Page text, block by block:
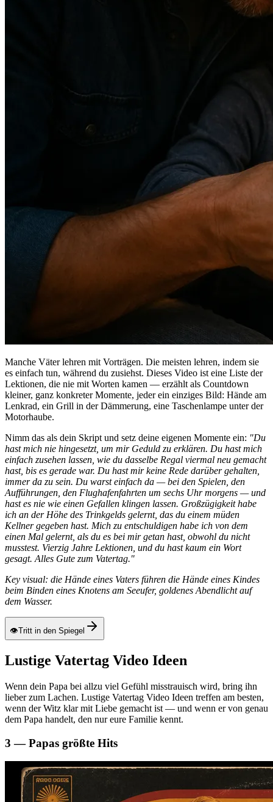
Manche Väter lehren mit Vorträgen. Die meisten lehren, indem sie
es einfach tun, während du zusiehst. Dieses Video ist eine Liste der
Lektionen, die nie mit Worten kamen — erzählt als Countdown
kleiner, ganz konkreter Momente, jeder ein einziges Bild: Hände am
Lenkrad, ein Grill in der Dämmerung, eine Taschenlampe unter der
Motorhaube.
Nimm das als dein Skript und setz deine eigenen Momente ein: "Du
hast mich nie hingesetzt, um mir Geduld zu erklären. Du hast mich
einfach zusehen lassen, wie du dasselbe Regal viermal neu gemacht
hast, bis es gerade war. Du hast mir keine Rede darüber gehalten,
immer da zu sein. Du warst einfach da — bei den Spielen, den
Aufführungen, den Flughafenfahrten um sechs Uhr morgens — und
hast es nie wie einen Gefallen klingen lassen. Großzügigkeit habe
ich an der Höhe des Trinkgelds gelernt, das du einem müden
Kellner gegeben hast. Mich zu entschuldigen habe ich von dem
einen Mal gelernt, als du es bei mir getan hast, obwohl du nicht
musstest. Vierzig Jahre Lektionen, und du hast kaum ein Wort
gesagt. Alles Gute zum Vatertag."
Key visual: die Hände eines Vaters führen die Hände eines Kindes
beim Binden eines Knotens am Seeufer, goldenes Abendlicht auf
dem Wasser.
👁Tritt in den Spiegel
Lustige Vatertag Video Ideen
Wenn dein Papa bei allzu viel Gefühl misstrauisch wird, bring ihn
lieber zum Lachen. Lustige Vatertag Video Ideen treffen am besten,
wenn der Witz klar mit Liebe gemacht ist — und wenn er von genau
dem Papa handelt, den nur eure Familie kennt.
3 — Papas größte Hits